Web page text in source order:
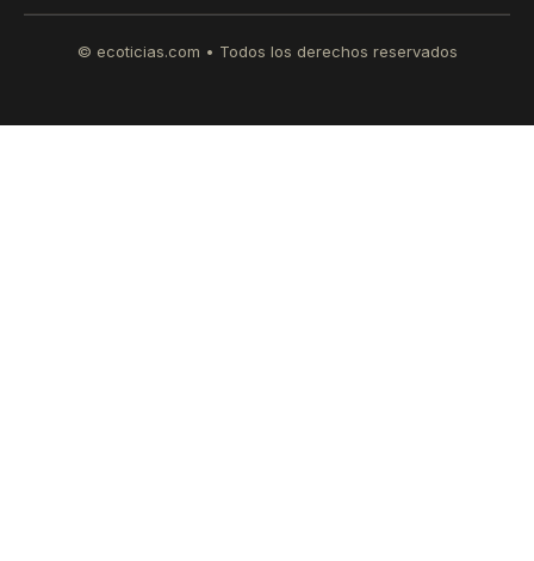
© ecoticias.com • Todos los derechos reservados